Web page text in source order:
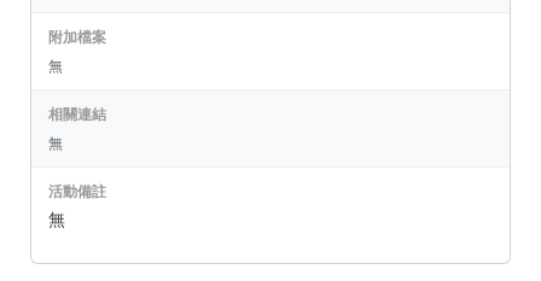
附加檔案
無
相關連結
無
活動備註
無